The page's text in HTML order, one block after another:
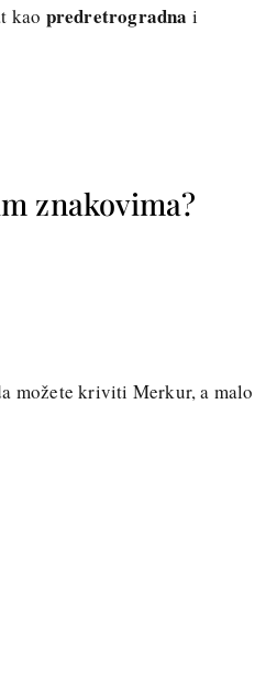
kao predretrogradna i
znakovima?
možete kriviti Merkur, a malo